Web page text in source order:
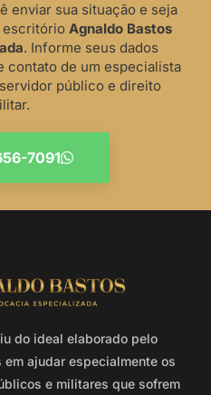
enviar sua situação e seja
escritório Agnaldo Bastos
. Informe seus dados
contato de um especialista
público e direito
7091
do ideal elaborado pelo
ajudar especialmente os
e militares que sofrem